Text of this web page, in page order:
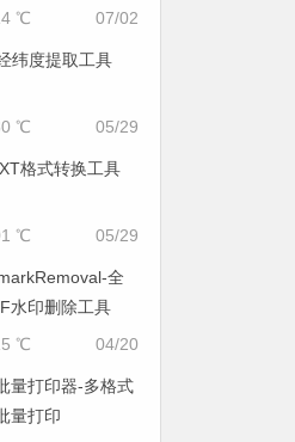
07/02
℃
纬度提取工具
05/29
℃
格式转换工具
05/29
℃
全
水印删除工具
04/20
℃
量打印器-多格式
量打印